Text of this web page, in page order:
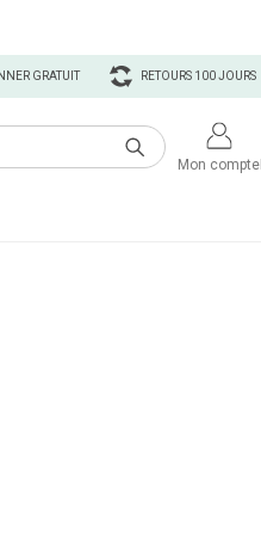
RETOURS 100 JOURS
GRATUIT
Mon compte